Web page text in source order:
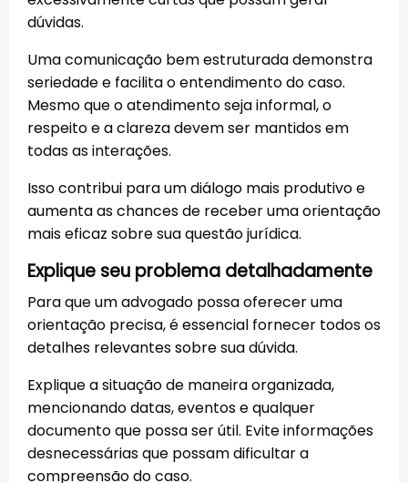
dúvidas.
Uma comunicação bem estruturada demonstra
seriedade e facilita o entendimento do caso.
Mesmo que o atendimento seja informal, o
respeito e a clareza devem ser mantidos em
todas as interações.
Isso contribui para um diálogo mais produtivo e
aumenta as chances de receber uma orientação
mais eficaz sobre sua questão jurídica.
Explique seu problema detalhadamente
Para que um advogado possa oferecer uma
orientação precisa, é essencial fornecer todos os
detalhes relevantes sobre sua dúvida.
Explique a situação de maneira organizada,
mencionando datas, eventos e qualquer
documento que possa ser útil. Evite informações
desnecessárias que possam dificultar a
compreensão do caso.